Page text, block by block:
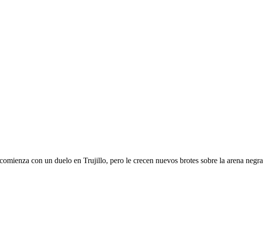
con un duelo en Trujillo, pero le crecen nuevos brotes sobre la arena negra